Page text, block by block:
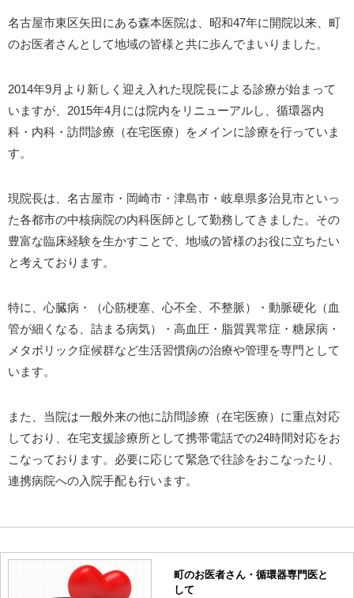
名古屋市東区矢田にある森本医院は、昭和47年に開院以来、町
のお医者さんとして地域の皆様と共に歩んでまいりました。
2014年9月より新しく迎え入れた現院長による診療が始まって
いますが、2015年4月には院内をリニューアルし、循環器内
科・内科・訪問診療（在宅医療）をメインに診療を行っていま
す。
現院長は、名古屋市・岡崎市・津島市・岐阜県多治見市といっ
た各都市の中核病院の内科医師として勤務してきました。その
豊富な臨床経験を生かすことで、地域の皆様のお役に立ちたい
と考えております。
特に、心臓病・（心筋梗塞、心不全、不整脈）・動脈硬化（血
管が細くなる、詰まる病気）・高血圧・脂質異常症・糖尿病・
メタボリック症候群など生活習慣病の治療や管理を専門として
います。
また、当院は一般外来の他に訪問診療（在宅医療）に重点対応
しており、在宅支援診療所として携帯電話での24時間対応をお
こなっております。必要に応じて緊急で往診をおこなったり、
連携病院への入院手配も行います。
町のお医者さん・循環器専門医と
して